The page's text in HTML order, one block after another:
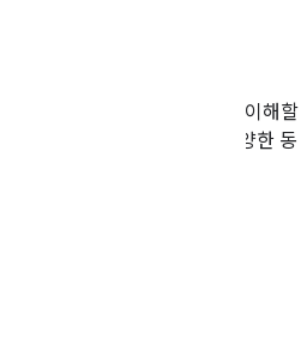
시청 통계와 트렌드를 더 잘 이해할
자에 대한 통계를 제공하는 다양한 동